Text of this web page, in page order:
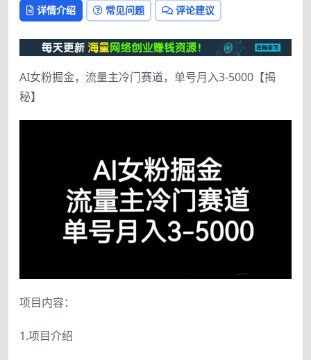
详情介绍 常见问题 评论建议
AI女粉掘金，流量主冷门赛道，单号月入3-5000【揭
秘】
项目内容：
1.项目介绍